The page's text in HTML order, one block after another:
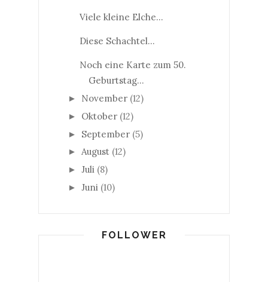
Viele kleine Elche...
Diese Schachtel...
Noch eine Karte zum 50.
Geburtstag...
► November (12)
► Oktober (12)
► September (5)
► August (12)
► Juli (8)
► Juni (10)
FOLLOWER